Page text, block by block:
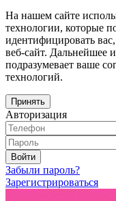
На нашем сайте
технологии, которые
идентифицировать
веб-сайт. Дальнейшее
подразумевает ваше
технологий.
Принять
Авторизация
Войти
Забыли пароль?
Зарегистрироваться